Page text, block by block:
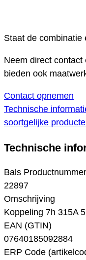
Staat de combinatie
Neem direct
bieden ook
Contact opnemen
Technische
soortgelijke
Technische
Bals Productnummer
22897
Omschrijving
Koppeling 7h 315A
EAN (GTIN)
07640185092884
ERP Code